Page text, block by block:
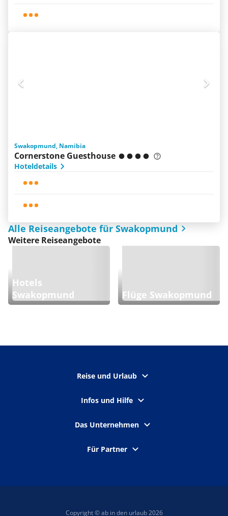
Swakopmund, Namibia
Cornerstone Guesthouse
Hoteldetails
Alle Reiseangebote für Swakopmund
Weitere Reiseangebote
Hotels
Swakopmund
Flüge Swakopmund
Reise und Urlaub
Infos und Hilfe
Das Unternehmen
Für Partner
Copyright © ab in den urlaub 2026